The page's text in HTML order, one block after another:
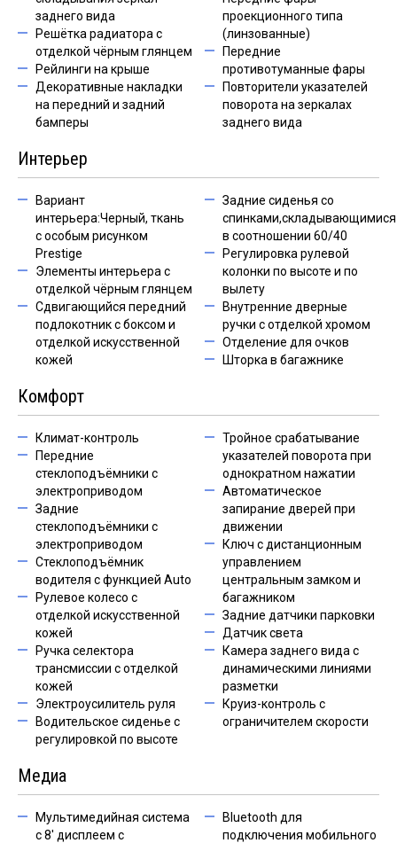
заднего вида
Решётка радиатора с
отделкой чёрным глянцем
Рейлинги на крыше
Декоративные накладки
на передний и задний
бамперы
проекционного типа
(линзованные)
Передние
противотуманные фары
Повторители указателей
поворота на зеркалах
заднего вида
Интерьер
Вариант
интерьера:Черный, ткань
с особым рисунком
Prestige
Элементы интерьера с
отделкой чёрным глянцем
Сдвигающийся передний
подлокотник c боксом и
отделкой искусственной
кожей
Задние сиденья со
спинками,складывающимися
в соотношении 60/40
Регулировка рулевой
колонки по высоте и по
вылету
Внутренние дверные
ручки с отделкой хромом
Отделение для очков
Шторка в багажнике
Комфорт
Климат-контроль
Передние
стеклоподъёмники с
электроприводом
Задние
стеклоподъёмники с
электроприводом
Стеклоподъёмник
водителя с функцией Auto
Рулевое колесо с
отделкой искусственной
кожей
Ручка селектора
трансмиссии с отделкой
кожей
Электроусилитель руля
Водительское сиденье с
регулировкой по высоте
Тройное срабатывание
указателей поворота при
однократном нажатии
Автоматическое
запирание дверей при
движении
Ключ с дистанционным
управлением
центральным замком и
багажником
Задние датчики парковки
Датчик света
Камера заднего вида с
динамическими линиями
разметки
Круиз-контроль с
ограничителем скорости
Медиа
Мультимедийная система
с 8' дисплеем с
Bluetooth для
подключения мобильного